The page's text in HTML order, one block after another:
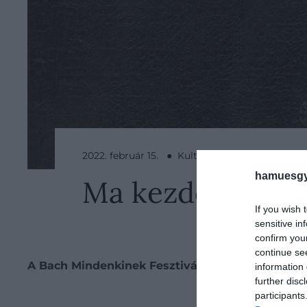
If you wish
sensitive
confirm
continue
information
further
2022. február 15. ● Kultúra
Ma kezdődött
A Bach Mindenkinek Fesztivál rengeteg